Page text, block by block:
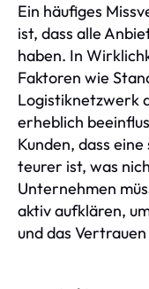
Ein häufiges
ist, dass alle
haben. In
Faktoren wie
Logistiknetzwerk
erheblich
Kunden, dass
teurer ist, was
Unternehmen
aktiv aufklären,
und das